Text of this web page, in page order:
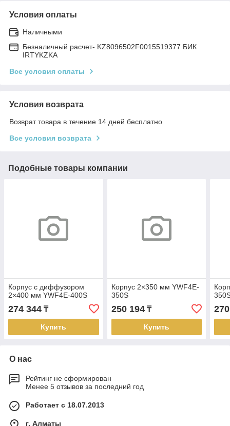
Условия оплаты
Наличными
Безналичный расчет- KZ8096502F0015519377 БИК
IRTYKZKA
Все условия оплаты
Условия возврата
Возврат товара в течение 14 дней бесплатно
Все условия возврата
Подобные товары компании
Корпус с диффузором
2×400 мм YWF4E-400S
274 344 ₸
Купить
Корпус 2×350 мм YWF4E-
350S
250 194₸
Купить
О нас
Рейтинг не сформирован
Менее 5 отзывов за последний год
Работает с 18.07.2013
г. Алматы